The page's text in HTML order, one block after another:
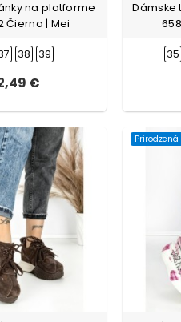
na platforme
Čierna | Mei
38 39
€
Dámske
35
Prirodzená